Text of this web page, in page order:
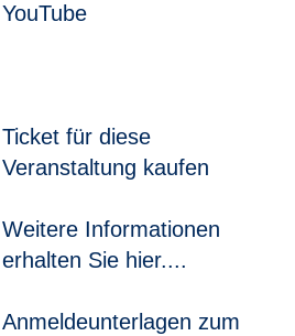
YouTube
Ticket für diese
Veranstaltung kaufen
Weitere Informationen
erhalten Sie hier....
Anmeldeunterlagen zum